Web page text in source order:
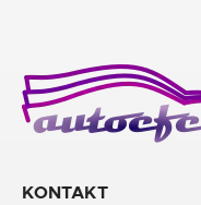
KONTAKT